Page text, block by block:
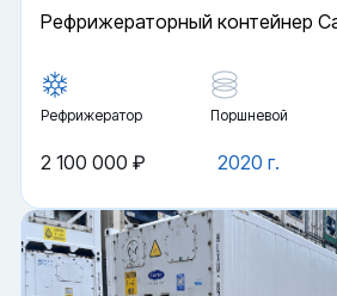
Рефрижераторный контейнер
Рефрижератор Поршневой
2020 г.
2 100 000 ₽